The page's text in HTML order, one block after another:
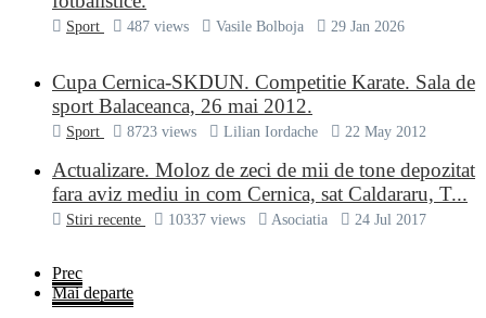
Sport 487 views Vasile Bolboja 29 Jan 2026
Cupa Cernica-SKDUN. Competitie Karate. Sala de
sport Balaceanca, 26 mai 2012.
Sport 8723 views Lilian Iordache 22 May 2012
Actualizare. Moloz de zeci de mii de tone depozitat
fara aviz mediu in com Cernica, sat Caldararu, T...
Stiri recente 10337 views Asociatia 24 Jul 2017
Prec
Mai departe